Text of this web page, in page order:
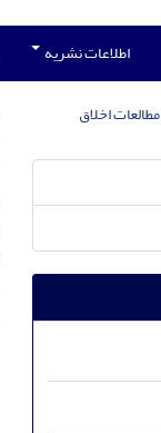
اطلاعات نشریه